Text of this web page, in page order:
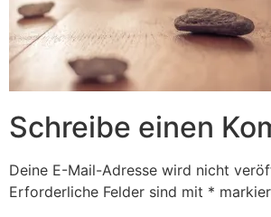
Schreibe einen
Deine E-Mail-Adresse wird nicht
Erforderliche Felder sind mit *